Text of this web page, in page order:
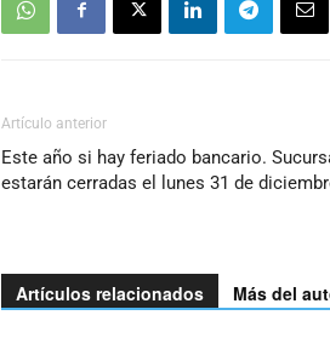
Artículo anterior
Este año si hay feriado bancario.
estarán cerradas el lunes 31 de
Artículos relacionados Más del